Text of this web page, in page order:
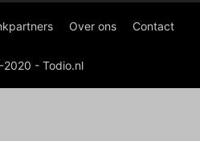
Over ons Contact
- Todio.nl